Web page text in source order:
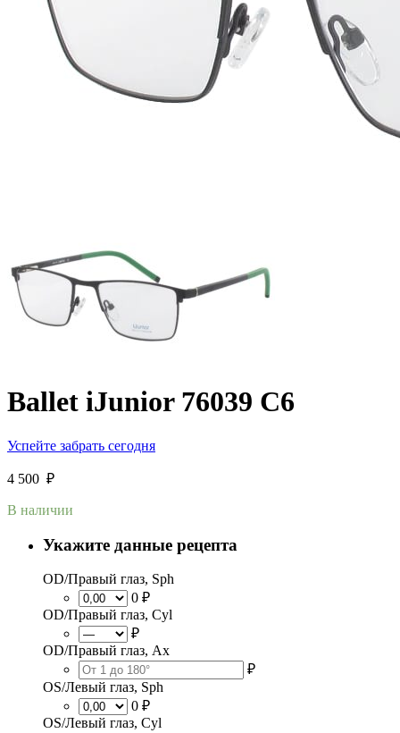
Ballet iJunior 76039 C6
Успейте забрать сегодня
4 500 ₽
В наличии
Укажите данные рецепта
OD/Правый глаз, Sph
0 ₽
OD/Правый глаз, Cyl
₽
OD/Правый глаз, Ax
₽
OS/Левый глаз, Sph
0 ₽
OS/Левый глаз, Cyl